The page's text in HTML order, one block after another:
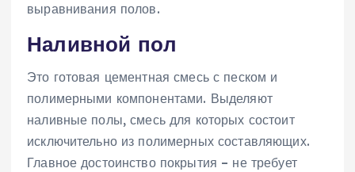
выравнивания полов.
Наливной пол
Это готовая цементная смесь с песком и
полимерными компонентами. Выделяют
наливные полы, смесь для которых состоит
исключительно из полимерных составляющих.
Главное достоинство покрытия – не требует